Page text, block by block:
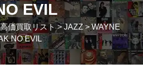
EVIL
価買取リスト>JAZZ>WAYNE
NO EVIL